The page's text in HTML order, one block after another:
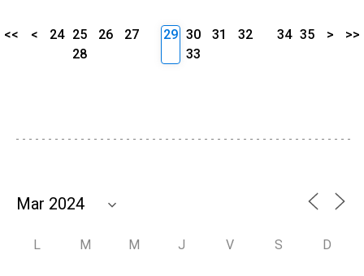
<< < 24 25 26
27
28
29 30 31
32
33
34 35 > >>
L M M J V S D